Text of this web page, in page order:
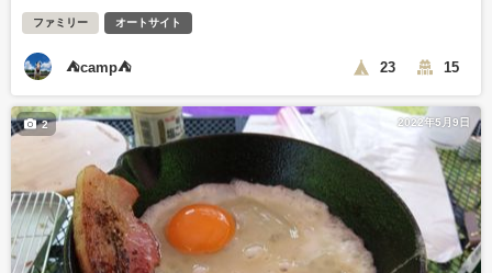
ファミリー オートサイト
⛺camp⛺ 23 15
2022年5月9日
2